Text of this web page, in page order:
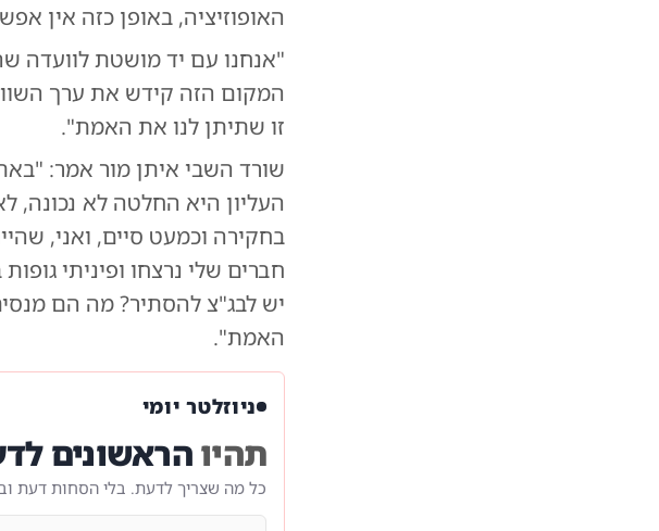
האופוזיציה, באופן כזה אין
"אנחנו עם יד מושטת לוועדה
המקום הזה קידש את ערך
זו שתיתן לנו את האמת".
שורד השבי איתן מור אמר:
העליון היא החלטה לא נכונה,
בחקירה וכמעט סיים, ואני,
חברים שלי נרצחו ופיניתי
יש לבג"צ להסתיר? מה הם
האמת".
ניוזלטר יומי
תהיוהראשונים
כל מה שצריך לדעת. בלי הסחות דעת